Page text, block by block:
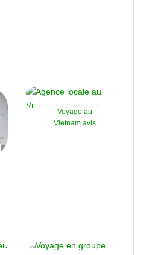
Voyage au
Vietnam avis